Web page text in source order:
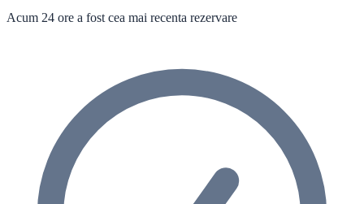
Acum 24 ore a fost cea mai recenta rezervare